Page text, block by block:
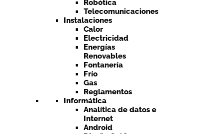
Robótica
Telecomunicaciones
Instalaciones
Calor
Electricidad
Energías
Renovables
Fontanería
Frío
Gas
Reglamentos
Informática
Analítica de datos e
Internet
Android